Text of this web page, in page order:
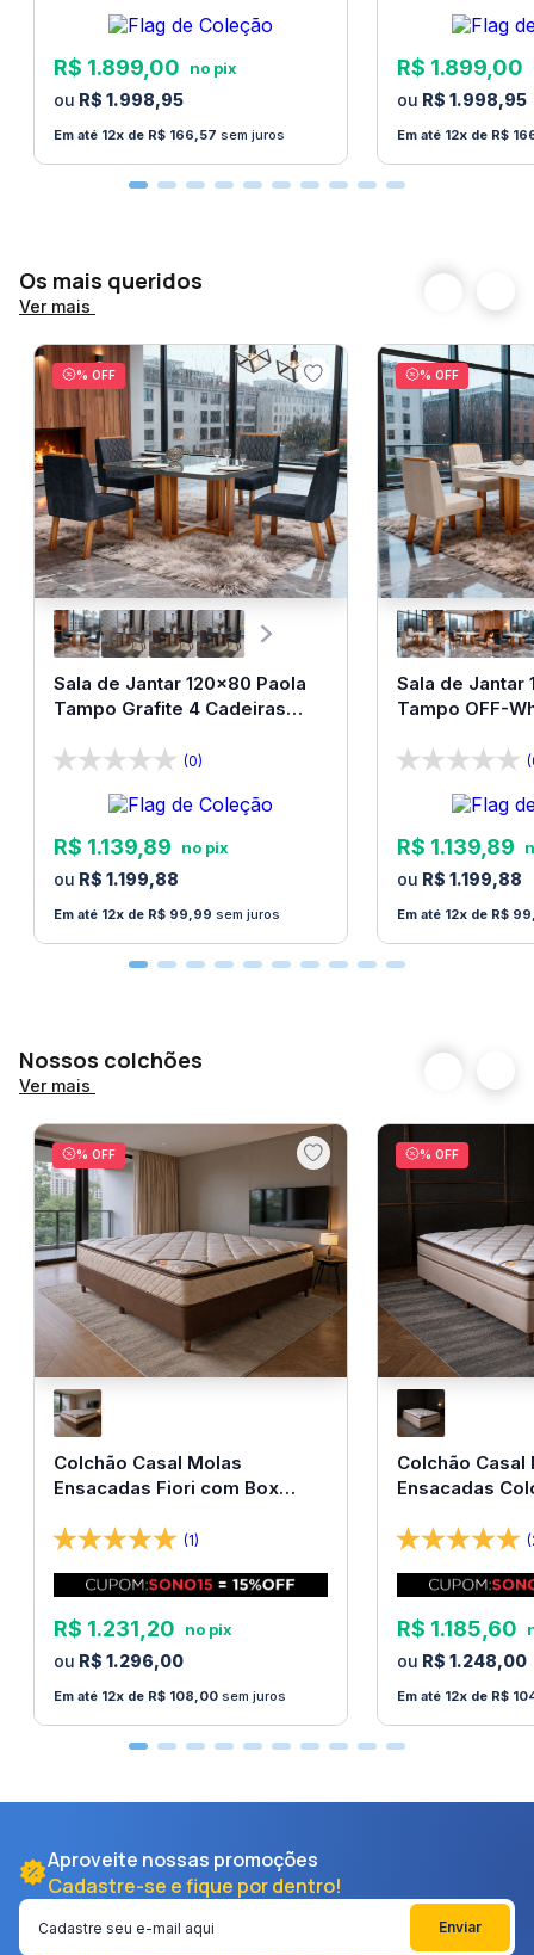
a algum andar superior.
Este serviço fica a cargo
de finalizar a compra.
Certifique-se que o produto passa por escadas,
vãos, portas ou janelas antes de finalizar a compra.
Loja Bom Pastor não faz montagem de produtos.
com o produto.
R$ 1.899, 00
R$ 1.998,95
12 R$ 166 57 sem juros
R$ 1.899, 00
R$ 1.998,95
12 R$
Os mais queridos
Ver mais
% OFF
Sala de Jantar 120x80 Paola
Tampo Grafite 4 Cadeiras
(0)
R$ 1.139, 89
R$ 1.199,88
12 R$ 99 99 sem juros
% OFF
Sala de Jantar
Tampo OFF-
R$ 1.139, 89
R$ 1.199,88
12 R$ 99
Nossos colchões
Ver mais
% OFF
Colchão Casal Molas
Ensacadas Fiori com Box
(1)
R$ 1.231 20
R$ 1.296,00
12 R$ 108 00sem juros
% OFF
Colchão Casal
Ensacadas
R$ 1.185 60
R$ 1.248,00
12 R$
Aproveite nossas promoções
Cadastre-se e fique por dentro!
Enviar